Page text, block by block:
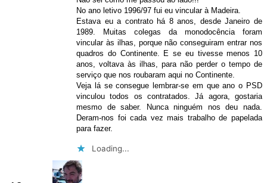
No ano letivo 1996/97 fui eu vincular à Madeira.
Estava eu a contrato há 8 anos, desde Janeiro de
1989. Muitas colegas da monodocência foram
vincular às ilhas, porque não conseguiram entrar nos
quadros do Continente. E se eu tivesse menos 10
anos, voltava às ilhas, para não perder o tempo de
serviço que nos roubaram aqui no Continente.
Veja lá se consegue lembrar-se em que ano o PSD
vinculou todos os contratados. Já agora, gostaria
mesmo de saber. Nunca ninguém nos deu nada.
Deram-nos foi cada vez mais trabalho de papelada
para fazer.
Loading...